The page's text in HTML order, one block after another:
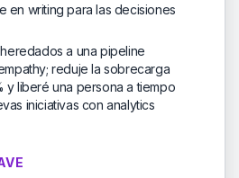
en writing para las decisiones
a una pipeline
reduje la sobrecarga
y liberé una persona a tiempo
iniciativas con analytics